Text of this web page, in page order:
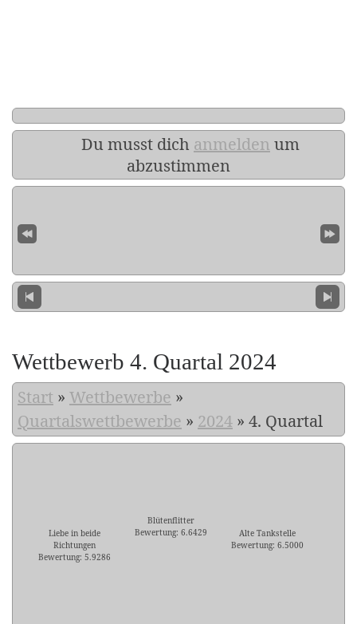
Du musst dich anmelden um
abzustimmen
Wettbewerb 4. Quartal 2024
Start » Wettbewerbe »
Quartalswettbewerbe » 2024 » 4. Quartal
Liebe in beide
Richtungen
Bewertung: 5.9286
Blütenflitter
Bewertung: 6.6429
Alte Tankstelle
Bewertung: 6.5000